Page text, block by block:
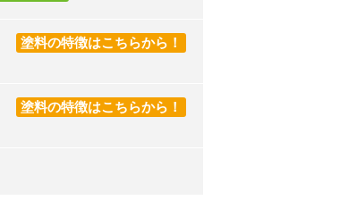
塗料の特徴はこちらから！
塗料の特徴はこちらから！